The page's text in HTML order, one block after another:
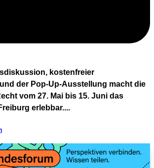
kostenfreier
der Pop-Up-Ausstellung macht die
vom 27. Mai bis 15. Juni das
erlebbar....